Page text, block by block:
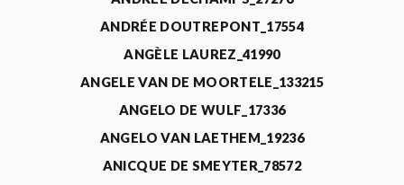
ANDRÉE DOUTREPONT_17554
ANGÈLE LAUREZ_41990
ANGELE VAN DE MOORTELE_133215
ANGELO DE WULF_17336
ANGELO VAN LAETHEM_19236
ANICQUE DE SMEYTER_78572